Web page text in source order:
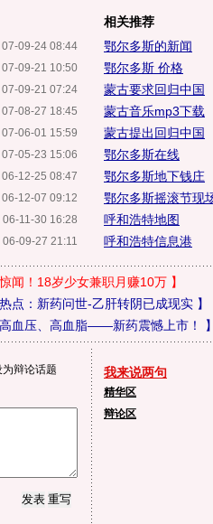
07-09-24 08:44
07-09-21 10:50
07-09-21 07:24
07-08-27 18:45
07-06-01 15:59
07-05-23 15:06
06-12-25 08:47
06-12-07 09:12
06-11-30 16:28
06-09-27 21:11
相关推荐
鄂尔多斯的新闻
鄂尔多斯 价格
蒙古要求回归中国
蒙古音乐mp3下载
蒙古提出回归中国
鄂尔多斯在线
鄂尔多斯地下钱庄
鄂尔多斯摇滚节现
呼和浩特地图
呼和浩特信息港
闻！18岁少女兼职月赚10万】
热点：新药问世-乙肝转阴已成现实】
高血压、高血脂——新药震憾上市！ 】
为辩论话题 我来说两句
精华区
辩论区